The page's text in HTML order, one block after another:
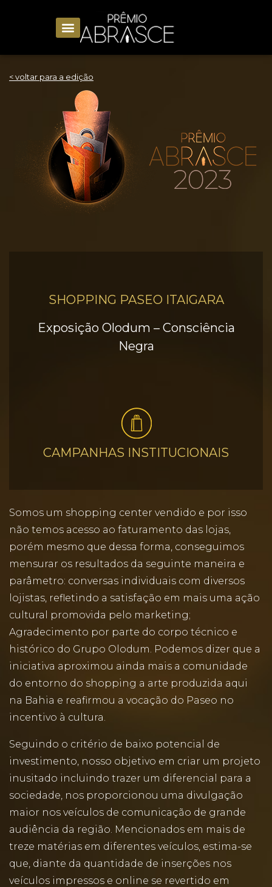
< voltar para a edição
SHOPPING PASEO ITAIGARA
Exposição Olodum – Consciência
Negra
CAMPANHAS INSTITUCIONAIS
Somos um shopping center vendido e por isso
não temos acesso ao faturamento das lojas,
porém mesmo que dessa forma, conseguimos
mensurar os resultados da seguinte maneira e
parâmetro: conversas individuais com diversos
lojistas, refletindo a satisfação em mais uma ação
cultural promovida pelo marketing;
Agradecimento por parte do corpo técnico e
histórico do Grupo Olodum. Podemos dizer que a
iniciativa aproximou ainda mais a comunidade
do entorno do shopping a arte produzida aqui
na Bahia e reafirmou a vocação do Paseo no
incentivo à cultura.
Seguindo o critério de baixo potencial de
investimento, nosso objetivo em criar um projeto
inusitado incluindo trazer um diferencial para a
sociedade, nos proporcionou uma divulgação
maior nos veículos de comunicação de grande
audiência da região. Mencionados em mais de
treze matérias em diferentes veículos, estima-se
que, diante da quantidade de inserções nos
veículos impressos e online se revertido em